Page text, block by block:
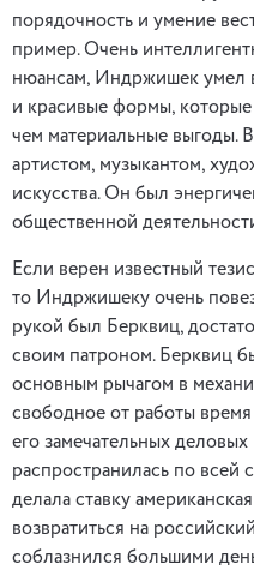
порядочность и умение
пример. Очень
нюансам, Индржишек умел
и красивые формы,
чем материальные выгоды.
артистом, музыкантом,
искусства. Он был
общественной
Если верен известный
то Индржишеку очень
рукой был Берквиц,
своим патроном. Берквиц
основным рычагом в
свободное от работы
его замечательных
распространилась по всей
делала ставку
возвратиться на
соблазнился большими